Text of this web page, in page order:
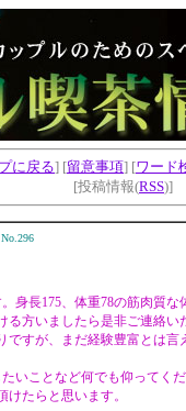
に戻る] [留意事項] [ワード
[投稿情報(RSS)]
No.296
身長175、体重78の筋肉質
方いましたら是非ご連絡い
すが、まだ経験豊富とは
いことなど何でも仰ってく
たらと思います。